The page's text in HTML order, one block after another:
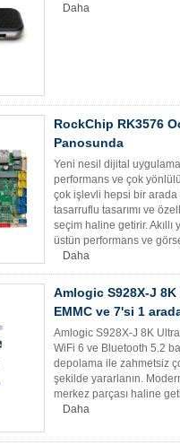
Daha
RockChip RK3576
Panosunda
Yeni nesil dijital
performans ve çok
çok işlevli hepsi bir arada
tasarruflu tasarımı ve
seçim haline getirir.
üstün performans ve
Daha
Amlogic S928X-J
EMMC ve 7'si 1
Amlogic S928X-J 8K
WiFi 6 ve Bluetooth 5.2
depolama ile zahmetsiz
şekilde yararlanın.
merkez parçası haline
Daha